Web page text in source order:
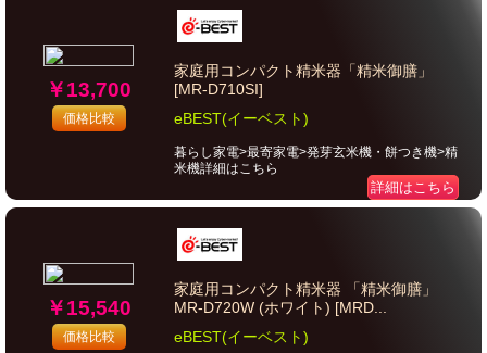
￥13,700
価格比較
家庭用コンパクト精米器「精米御膳」
[MR-D710SI]
eBEST(イーベスト)
暮らし家電>最寄家電>発芽玄米機・餅つき機>精
米機詳細はこちら
詳細はこちら
￥15,540
価格比較
家庭用コンパクト精米器 「精米御膳」
MR-D720W (ホワイト) [MRD...
eBEST(イーベスト)